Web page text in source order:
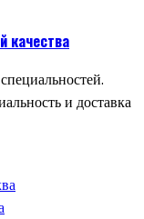
качества
и доставка